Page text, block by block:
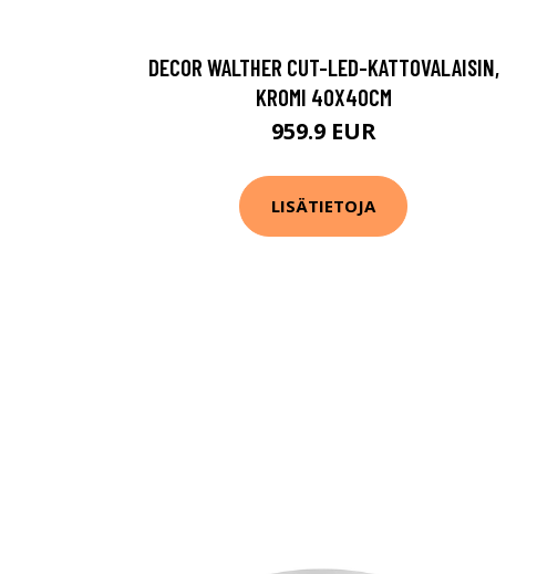
DECOR WALTHER CUT-LED-KATTOVALAISIN,
KROMI 40X40CM
959.9 EUR
LISÄTIETOJA